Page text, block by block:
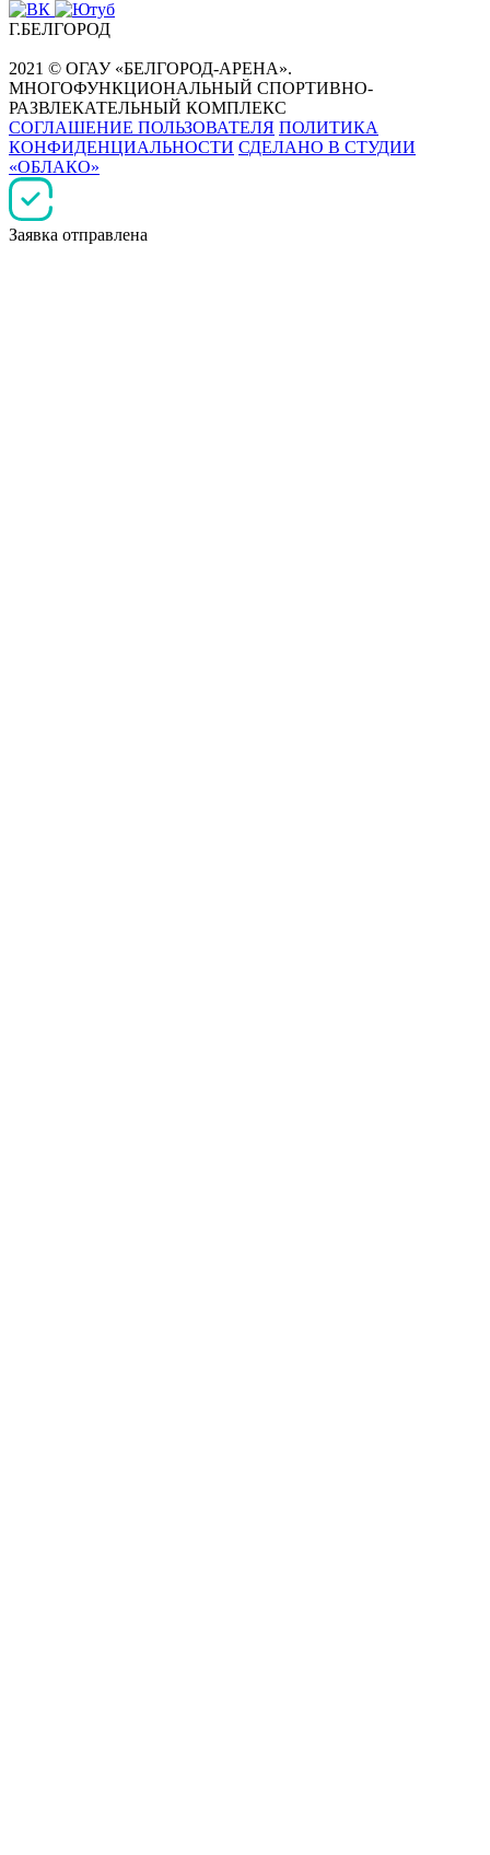
Г.БЕЛГОРОД
2021 © ОГАУ «БЕЛГОРОД-АРЕНА».
МНОГОФУНКЦИОНАЛЬНЫЙ СПОРТИВНО-
РАЗВЛЕКАТЕЛЬНЫЙ КОМПЛЕКС
СОГЛАШЕНИЕ ПОЛЬЗОВАТЕЛЯ ПОЛИТИКА
КОНФИДЕНЦИАЛЬНОСТИ СДЕЛАНО В СТУДИИ
«ОБЛАКО»
Заявка отправлена